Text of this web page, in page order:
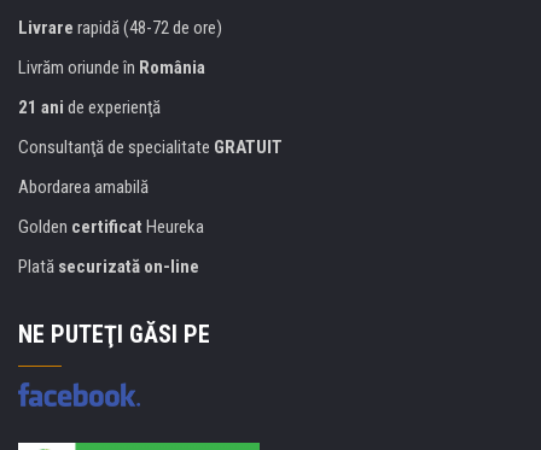
Livrare rapidă (48-72 de ore)
Livrăm oriunde în România
21 ani de experienţă
Consultanţă de specialitate GRATUIT
Abordarea amabilă
Golden certificat Heureka
Plată securizată on-line
NE PUTEŢI GĂSI PE